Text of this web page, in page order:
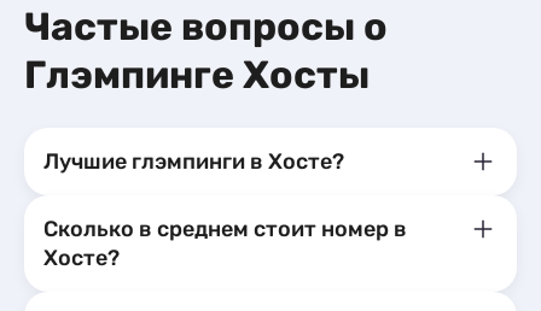
хозяив. Спасибо большое Лала и Роберт
за замечательный отдых!!!. Заселили
раньше времени, и с выселением не
Частые вопросы о
Глэмпинге Хосты
Лучшие глэмпинги в Хосте?
Сколько в среднем стоит номер в
Хосте?